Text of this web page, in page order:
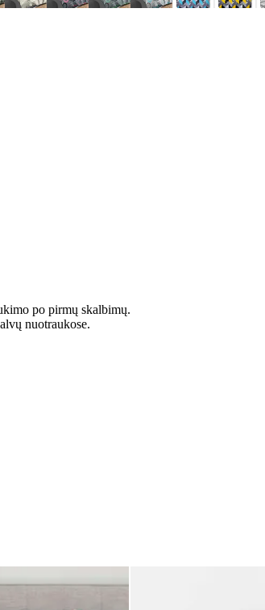
po pirmų skalbimų.
nuotraukose.